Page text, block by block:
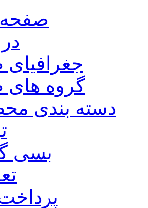
گروه های
دسته بندی
بسی
پرداخت